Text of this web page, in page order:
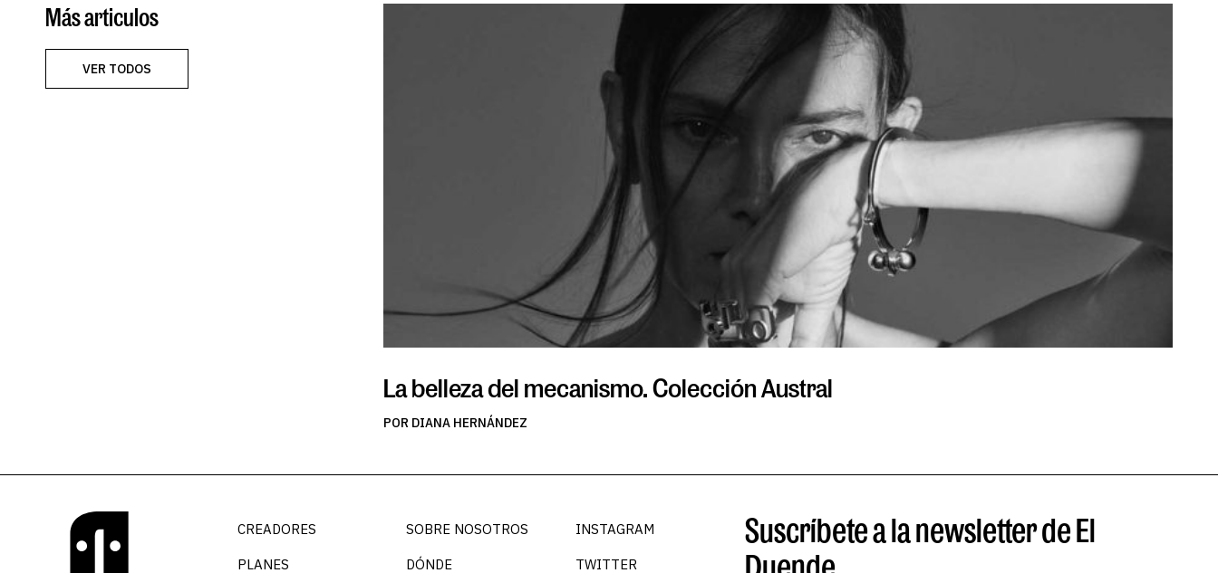
Más articulos
VER TODOS
La belleza del mecanismo. Colección Austral
POR DIANA HERNÁNDEZ
CREADORES
PLANES
SOBRE NOSOTROS
DÓNDE
INSTAGRAM
TWITTER
Suscríbete a la newsletter de El